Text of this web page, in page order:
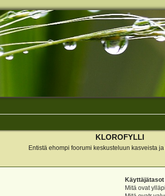
KLOROFYLLI
Entistä ehompi foorumi keskusteluun kasveista
Mitä ovat